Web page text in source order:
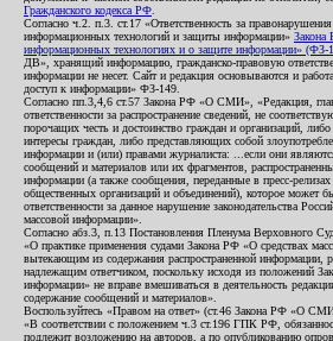
Гражданского кодекса РФ
Согласно ч.2. п.3. ст.17 «Ответственность за
информационных технологий и защиты информации» Закона
информационных технологиях и о защите информации» (ФЗ-
ДВ», хранящий информацию, гражданско-правовую
информации не несет. Сайт и редакция основываются и
доступ к информации» ФЗ-149.
Согласно пп.3,4,6 ст.57 Закона РФ «О СМИ», «Редакция,
ответственности за распространение сведений, не
порочащих честь и достоинство граждан и организаций,
интересы граждан, либо представляющих собой
информации и (или) правами журналиста: ...если они
сообщений и материалов или их фрагментов,
информации (а также сообщения, переданные в пресс-
общественных организаций и объединений), которое может
ответственности за данное нарушение законодательства
массовой информации».
Согласно абз.3, п.13 Постановления Пленума Верховного
«О практике применения судами Закона РФ «О средствах
вытекающим из содержания распространенной информации,
надлежащим ответчиком, поскольку исходя из положений
информации» не вправе вмешиваться в деятельность
содержание сообщений и материалов».
Воспользуйтесь «Правом на ответ» (ст.46 Закона РФ «О
«В соответствии с положением ч.3 ст.196 ГПК РФ,
подлежит возложению на авторов, а по опубликованию